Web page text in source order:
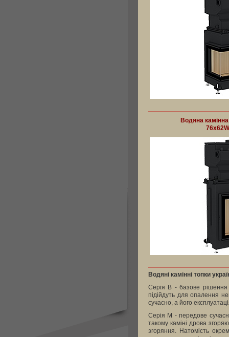
Водяна
Водяні камінні топки
Серія В - базове рішення
підійдуть для опалення
сучасно, а його
Серія М - передове
такому каміні дрова
згоряння. Натомість